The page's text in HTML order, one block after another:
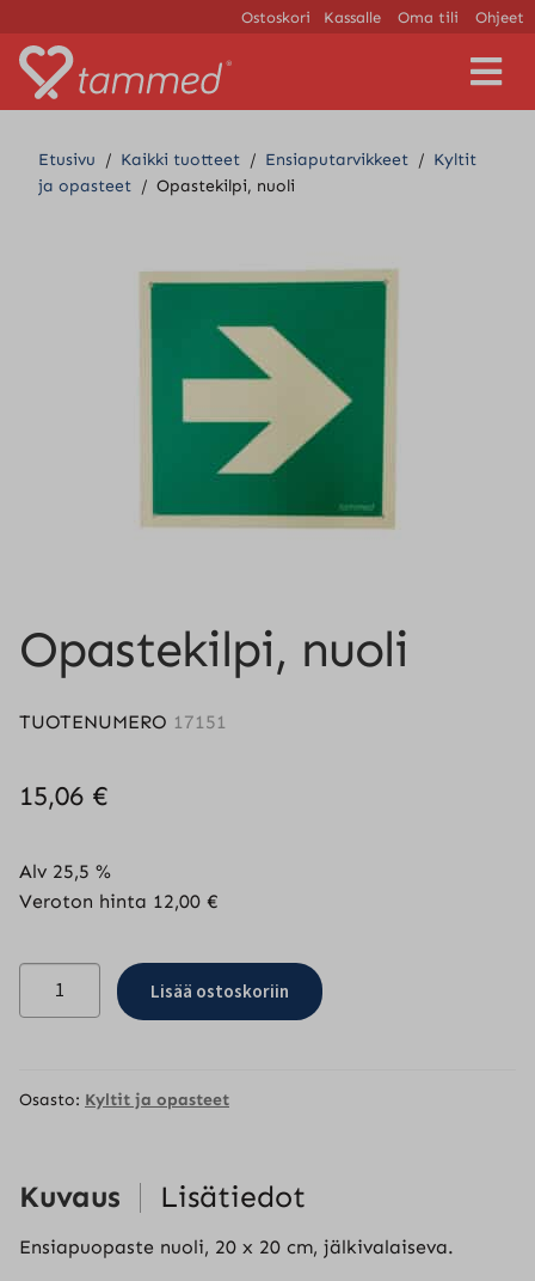
Ostoskori Kassalle Oma tili Ohjeet
V
a
l
Etusivu / Kaikki tuotteet / Ensiaputarvikkeet / Kyltit
ja opasteet / Opastekilpi, nuoli
Opastekilpi, nuoli
TUOTENUMERO 17151
15,06 €
Alv 25,5 %
Veroton hinta 12,00 €
Opastekilpi,
Lisää ostoskoriin
Osasto: Kyltit ja opasteet
Kuvaus Lisätiedot
Ensiapuopaste nuoli, 20 x 20 cm, jälkivalaiseva.